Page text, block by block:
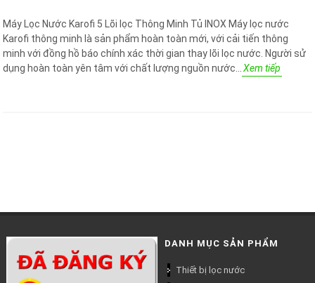
Máy Lọc Nước Karofi 5 Lõi lọc Thông Minh Tủ INOX Máy lọc nước
Karofi thông minh là sản phẩm hoàn toàn mới, với cải tiến thông
minh với đồng hồ báo chính xác thời gian thay lõi lọc nước. Người sử
dụng hoàn toàn yên tâm với chất lượng nguồn nước...
Xem tiếp
DANH MỤC SẢN PHẨM
Thiết bị lọc nước